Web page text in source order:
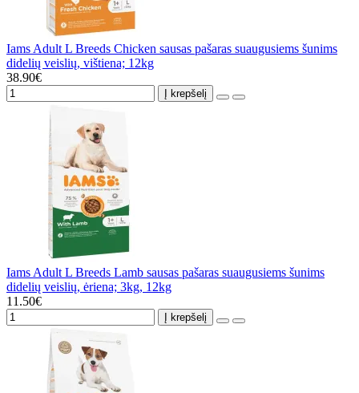
Iams Adult L Breeds Chicken sausas pašaras suaugusiems šunims
didelių veislių, vištiena; 12kg
38.90€
Į krepšelį
Iams Adult L Breeds Lamb sausas pašaras suaugusiems šunims
didelių veislių, ėriena; 3kg, 12kg
11.50€
Į krepšelį